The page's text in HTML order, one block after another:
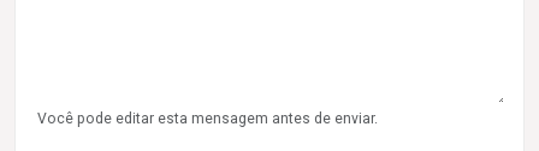
Você pode editar esta mensagem antes de enviar.